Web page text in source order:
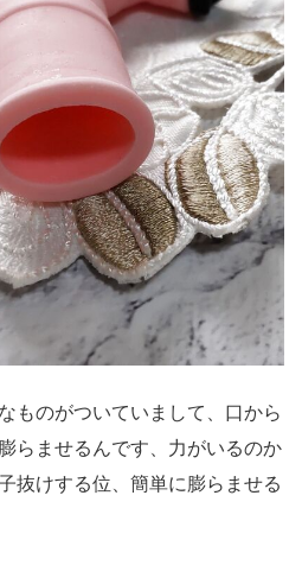
ものがついていまして、口から
らませるんです、力がいるのか
抜けする位、簡単に膨らませる